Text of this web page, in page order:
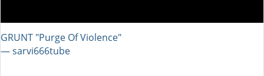
GRUNT "Purge Of Violence"
― sarvi666tube